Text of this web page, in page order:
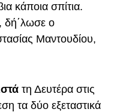
κάποια σπίτια.
δή΄λωσε ο
Μαντουδίου,
τη Δευτέρα στις
τα δύο εξεταστικά